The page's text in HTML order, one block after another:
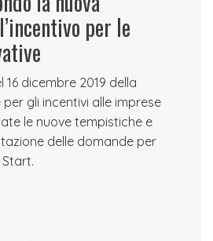
per le
dicembre 2019 della
per gli incentivi alle imprese
le nuove tempistiche e
delle domande per
Start.